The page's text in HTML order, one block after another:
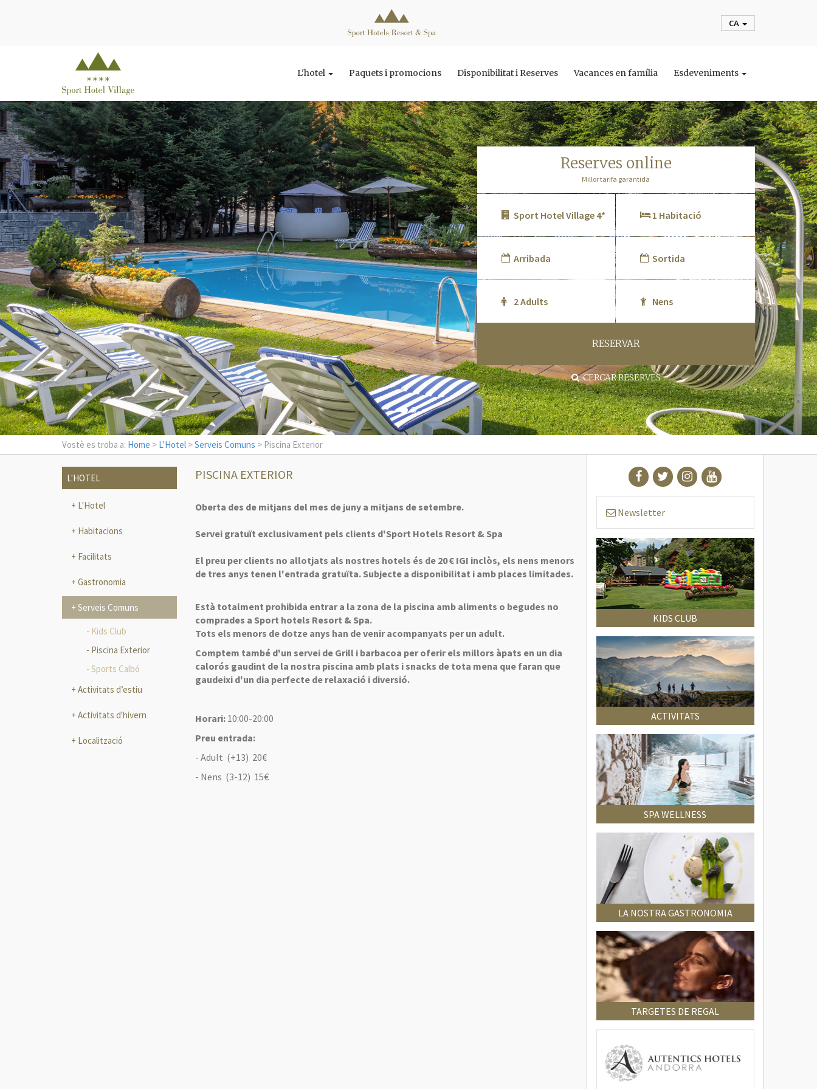
CA
L'hotel Paquets i promocions Disponibilitat i Reserves Vacances en família Esdeveniments
reserves online
Millor tarifa garantida
RESERVAR
CERCAR RESERVES
Vostè es troba a: Home > L'Hotel >Serveis Comuns > Piscina Exterior
L'HOTEL
L'Hotel
Habitacions
Facilitats
Gastronomia
Serveis Comuns
Kids Club
Piscina Exterior
Sports Calbó
Activitats d’estiu
Activitats d'hivern
Localització
PISCINA EXTERIOR
Oberta des de mitjans del mes de juny a mitjans de setembre.
Servei gratuït exclusivament pels clients d'Sport Hotels Resort & Spa
El preu per clients no allotjats als nostres hotels és de 20€ IGI inclòs, els nens menors
de tres anys tenen l'entrada gratuïta. Subjecte a disponibilitat i amb places limitades.
Està totalment prohibida entrar a la zona de la piscina amb aliments o begudes no
comprades a Sport hotels Resort & Spa.
Tots els menors de dotze anys han de venir acompanyats per un adult.
Comptem també d'un servei de Grill i barbacoa per oferir els millors àpats en un dia
calorós gaudint de la nostra piscina amb plats i snacks de tota mena que faran que
gaudeixi d'un dia perfecte de relaxació i diversió.
Horari: 10:00-20:00
Preu entrada:
- Adult (+13) 20€
- Nens (3-12) 15€
Newsletter
KIDS CLUB
ACTIVITATS
SPA WELLNESS
LA NOSTRA GASTRONOMIA
TARGETES DE REGAL